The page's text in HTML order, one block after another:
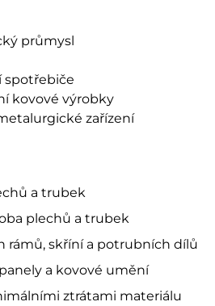
průmysl
spotřebiče
kovové výrobky
zařízení
a trubek
plechů a trubek
rámů, skříní a potrubních dílů
a kovové umění
ztrátami materiálu